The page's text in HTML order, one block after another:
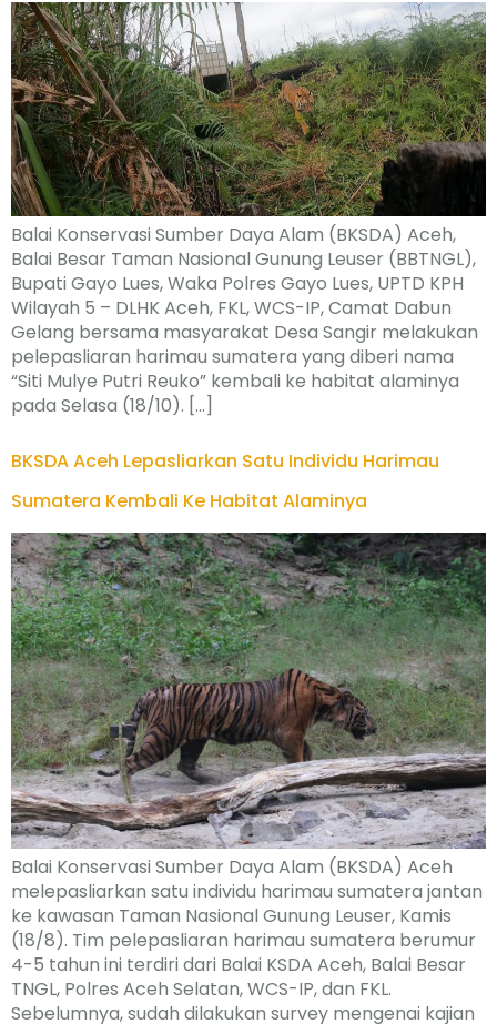
Balai Konservasi Sumber Daya Alam (BKSDA) Aceh,
Balai Besar Taman Nasional Gunung Leuser (BBTNGL),
Bupati Gayo Lues, Waka Polres Gayo Lues, UPTD KPH
Wilayah 5 – DLHK Aceh, FKL, WCS-IP, Camat Dabun
Gelang bersama masyarakat Desa Sangir melakukan
pelepasliaran harimau sumatera yang diberi nama
“Siti Mulye Putri Reuko” kembali ke habitat alaminya
pada Selasa (18/10). […]
BKSDA Aceh Lepasliarkan Satu Individu Harimau
Sumatera Kembali Ke Habitat Alaminya
Balai Konservasi Sumber Daya Alam (BKSDA) Aceh
melepasliarkan satu individu harimau sumatera jantan
ke kawasan Taman Nasional Gunung Leuser, Kamis
(18/8). Tim pelepasliaran harimau sumatera berumur
4-5 tahun ini terdiri dari Balai KSDA Aceh, Balai Besar
TNGL, Polres Aceh Selatan, WCS-IP, dan FKL.
Sebelumnya, sudah dilakukan survey mengenai kajian